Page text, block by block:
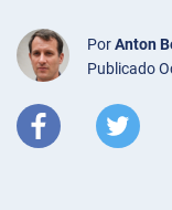
PorAnton
Publicado